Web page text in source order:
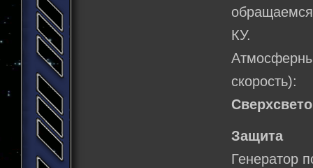
КУ.
скорость):
Защита
Генератор